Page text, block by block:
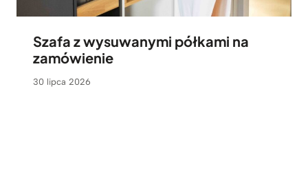
Szafa z wysuwanymi półkami na
zamówienie
30 lipca 2026